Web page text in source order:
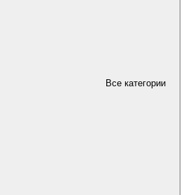
Все категории